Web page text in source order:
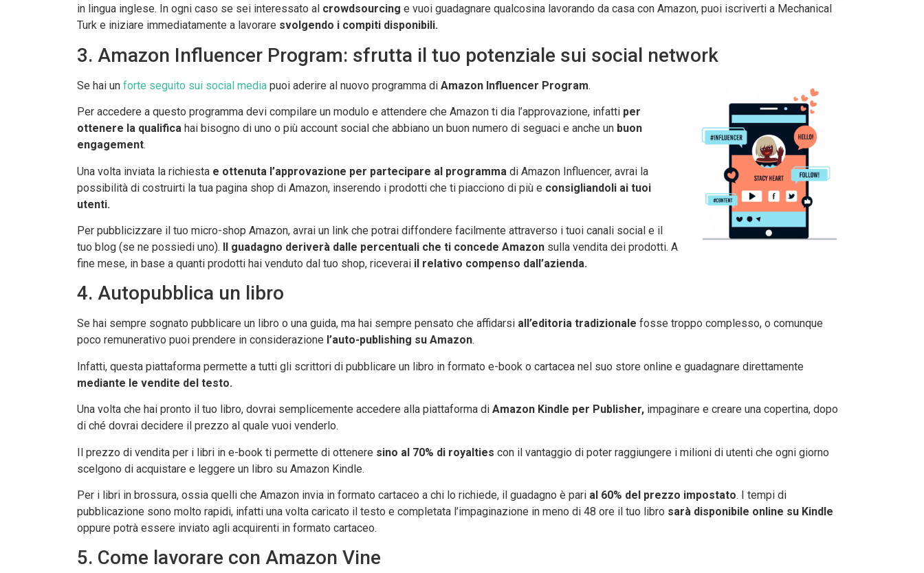
in lingua inglese. In ogni caso se sei interessato al crowdsourcing e vuoi guadagnare qualcosina lavorando da casa con Amazon, puoi iscriverti a Mechanical
Turk e iniziare immediatamente a lavorare svolgendo i compiti disponibili.
3. Amazon Influencer Program: sfrutta il tuo potenziale sui social network
Se hai un forte seguito sui social media puoi aderire al nuovo programma di Amazon Influencer Program.
Per accedere a questo programma devi compilare un modulo e attendere che Amazon ti dia l’approvazione, infatti per
ottenere la qualifica hai bisogno di uno o più account social che abbiano un buon numero di seguaci e anche un buon
engagement.
Una volta inviata la richiesta e ottenuta l’approvazione per partecipare al programma di Amazon Influencer, avrai la
possibilità di costruirti la tua pagina shop di Amazon, inserendo i prodotti che ti piacciono di più e consigliandoli ai tuoi
utenti.
Per pubblicizzare il tuo micro-shop Amazon, avrai un link che potrai diffondere facilmente attraverso i tuoi canali social e il
tuo blog (se ne possiedi uno). Il guadagno deriverà dalle percentuali che ti concede Amazon sulla vendita dei prodotti. A
fine mese, in base a quanti prodotti hai venduto dal tuo shop, riceverai il relativo compenso dall’azienda.
4. Autopubblica un libro
Se hai sempre sognato pubblicare un libro o una guida, ma hai sempre pensato che affidarsi all’editoria tradizionale fosse troppo complesso, o comunque
poco remunerativo puoi prendere in considerazione l’auto-publishing su Amazon.
Infatti, questa piattaforma permette a tutti gli scrittori di pubblicare un libro in formato e-book o cartacea nel suo store online e guadagnare direttamente
mediante le vendite del testo.
Una volta che hai pronto il tuo libro, dovrai semplicemente accedere alla piattaforma di Amazon Kindle per Publisher, impaginare e creare una copertina, dopo
di ché dovrai decidere il prezzo al quale vuoi venderlo.
Il prezzo di vendita per i libri in e-book ti permette di ottenere sino al 70% di royalties con il vantaggio di poter raggiungere i milioni di utenti che ogni giorno
scelgono di acquistare e leggere un libro su Amazon Kindle.
Per i libri in brossura, ossia quelli che Amazon invia in formato cartaceo a chi lo richiede, il guadagno è pari al 60% del prezzo impostato. I tempi di
pubblicazione sono molto rapidi, infatti una volta caricato il testo e completata l’impaginazione in meno di 48 ore il tuo libro sarà disponibile online su Kindle
oppure potrà essere inviato agli acquirenti in formato cartaceo.
5. Come lavorare con Amazon Vine